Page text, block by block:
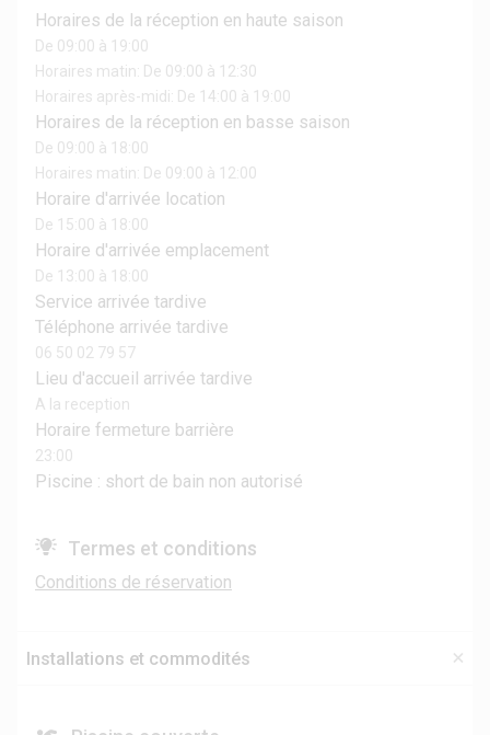
Horaires de la réception en haute saison
De 09:00 à 19:00
Horaires matin: De 09:00 à 12:30
Horaires après-midi: De 14:00 à 19:00
Horaires de la réception en basse saison
De 09:00 à 18:00
Horaires matin: De 09:00 à 12:00
Horaire d'arrivée location
De 15:00 à 18:00
Horaire d'arrivée emplacement
De 13:00 à 18:00
Service arrivée tardive
Téléphone arrivée tardive
06 50 02 79 57
Lieu d'accueil arrivée tardive
A la reception
Horaire fermeture barrière
23:00
Piscine : short de bain non autorisé
Termes et conditions
Conditions de réservation
Installations et commodités